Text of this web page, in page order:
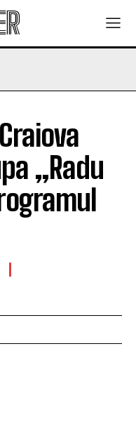
„Radu